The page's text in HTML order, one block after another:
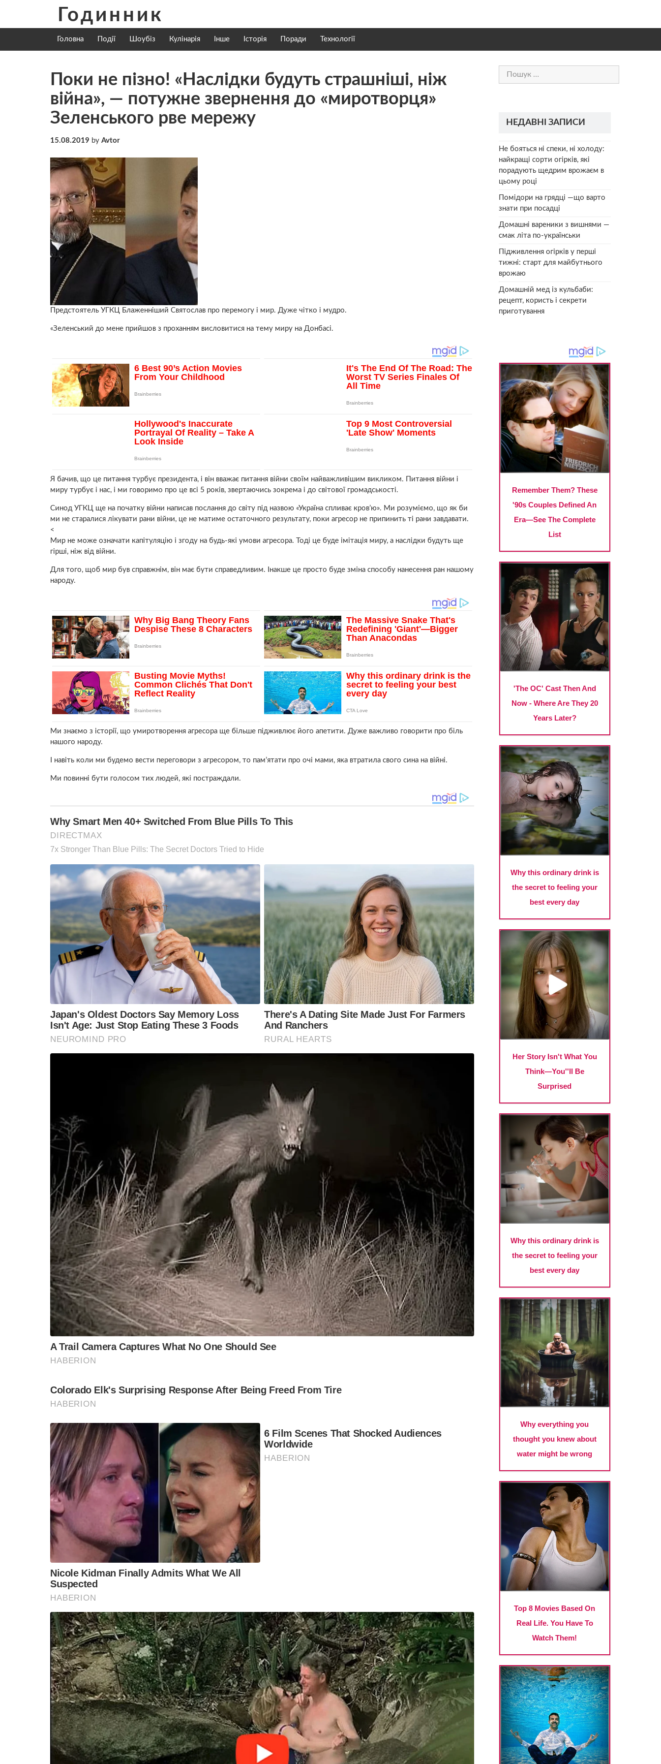
content
Годинник
Головна Події Шоубіз Кулінарія Інше Історія Поради Технології
Поки не пізно! «Наслідки будуть страшніші, ніж
війна», — потужне звернення до «миротворця»
Зеленського рве мережу
15.08.2019 by Avtor
Предстоятель УГКЦ Блаженніший Святослав про перемогу і мир. Дуже чітко і мудро.
«Зеленський до мене прийшов з проханням висловитися на тему миру на Донбасі.
Я бачив, що це питання турбує президента, і він вважає питання війни своїм найважливішим викликом. Питання війни і
миру турбує і нас, і ми говоримо про це всі 5 років, звертаючись зокрема і до світової громадськості.
Синод УГКЦ ще на початку війни написав послання до світу під назвою «Україна спливає кров’ю». Ми розуміємо, що як би
ми не старалися лікувати рани війни, це не матиме остаточного результату, поки агресор не припинить ті рани завдавати.
<
Мир не може означати капітуляцію і згоду на будь-які умови агресора. Тоді це буде імітація миру, а наслідки будуть ще
гірші, ніж від війни.
Для того, щоб мир був справжнім, він має бути справедливим. Інакше це просто буде зміна способу нанесення ран нашому
народу.
Ми знаємо з історії, що умиротворення агресора ще більше підживлює його апетити. Дуже важливо говорити про біль
нашого народу.
І навіть коли ми будемо вести переговори з агресором, то пам’ятати про очі мами, яка втратила свого сина на війні.
Ми повинні бути голосом тих людей, які постраждали.
Пошук:
НЕДАВНІ ЗАПИСИ
Не бояться ні спеки, ні холоду:
найкращі сорти огірків, які
порадують щедрим врожаєм в
цьому році
Помідори на грядці —що варто
знати при посадці
Домашні вареники з вишнями —
смак літа по-українськи
Підживлення огірків у перші
тижні: старт для майбутнього
врожаю
Домашній мед із кульбаби:
рецепт, користь і секрети
приготування